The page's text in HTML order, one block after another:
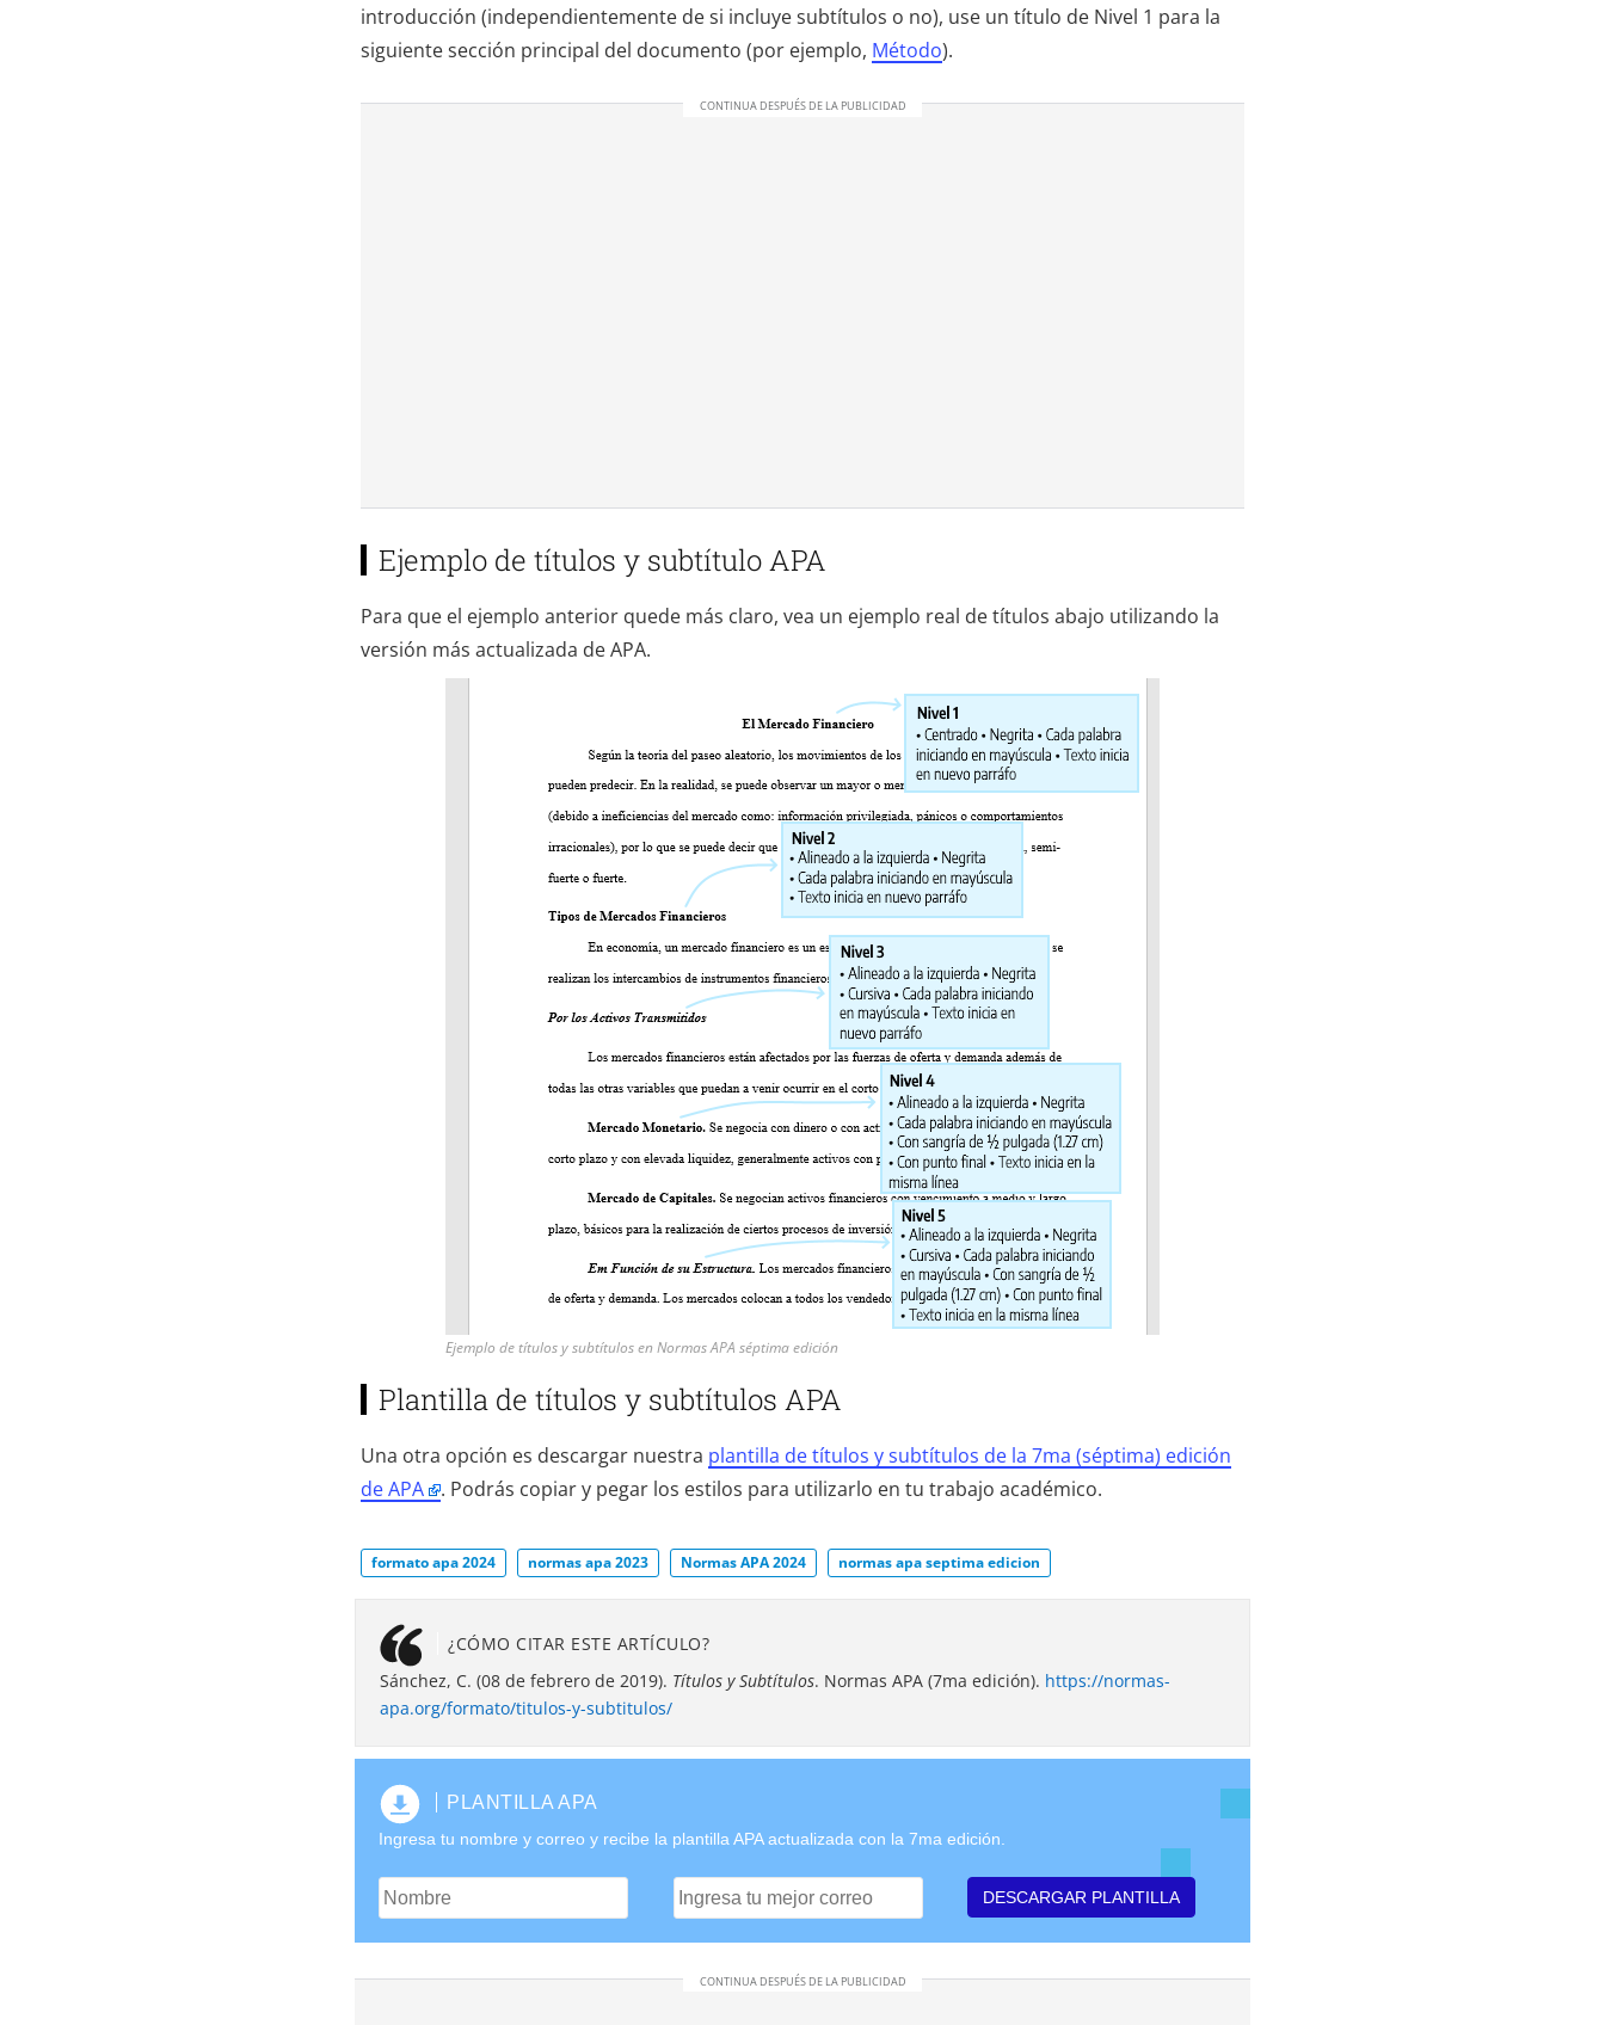
introducción (independientemente de si incluye subtítulos o no), use un título de Nivel 1 para la
siguiente sección principal del documento (por ejemplo, Método).
Ejemplo de títulos y subtítulo APA
Para que el ejemplo anterior quede más claro, vea un ejemplo real de títulos abajo utilizando la
versión más actualizada de APA.
Ejemplo de títulos y subtítulos en Normas APA séptima edición
Plantilla de títulos y subtítulos APA
Una otra opción es descargar nuestra plantilla de títulos y subtítulos de la 7ma (séptima) edición
de APA
. Podrás copiar y pegar los estilos para utilizarlo en tu trabajo académico.
formato apa 2024 normas apa 2023 Normas APA 2024 normas apa septima edicion
¿CÓMO CITAR ESTE ARTÍCULO?
Sánchez, C. (08 de febrero de 2019). Títulos y Subtítulos. Normas APA (7ma edición). https://normas-
apa.org/formato/titulos-y-subtitulos/
PLANTILLA APA
Ingresa tu nombre y correo y recibe la plantilla APA actualizada con la 7ma edición.